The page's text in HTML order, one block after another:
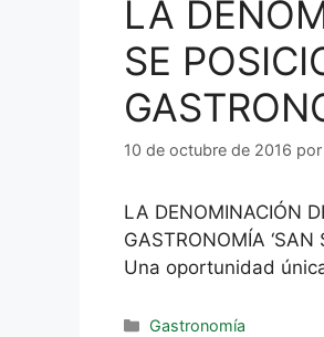
LA
SE
10 de octubre de 2016 por
LA DENOMINACIÓN
GASTRONOMÍA
Una oportunidad
Gastronomía